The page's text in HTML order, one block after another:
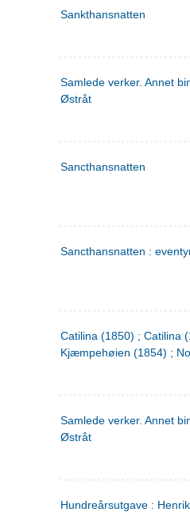
Sankthansnatten
Samlede verker. Annet
Østråt
Sancthansnatten
Sancthansnatten :
Catilina (1850) ; Catilina
Kjæmpehøien (1854) ;
Samlede verker. Annet
Østråt
Hundreårsutgave :